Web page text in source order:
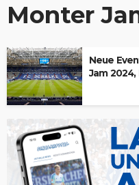
Monter
Neue
Jam